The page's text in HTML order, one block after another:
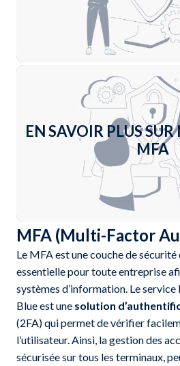
En savoir
EN SAVOIR PLUS
MFA
En savoir
MFA (Multi-Factor
Le MFA est une couche de
essentielle pour toute entreprise
systèmes d’information. Le
Blue est une solution
(2FA) qui permet de vérifier
l’utilisateur. Ainsi, la gestion des
sécurisée sur tous les terminaux,